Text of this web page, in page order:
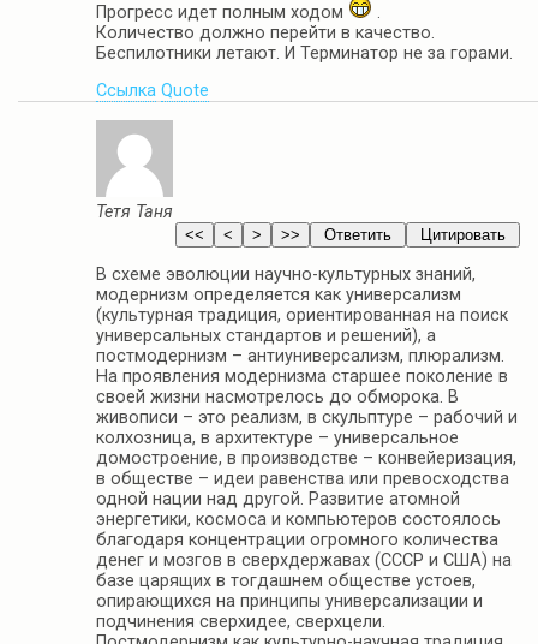
Прогресс идет полным ходом
.
Количество должно перейти в качество.
Беспилотники летают. И Терминатор не за горами.
Ссылка Quote
Тетя Таня
В схеме эволюции научно-культурных знаний,
модернизм определяется как универсализм
(культурная традиция, ориентированная на поиск
универсальных стандартов и решений), а
постмодернизм – антиуниверсализм, плюрализм.
На проявления модернизма старшее поколение в
своей жизни насмотрелось до обморока. В
живописи – это реализм, в скульптуре – рабочий и
колхозница, в архитектуре – универсальное
домостроение, в производстве – конвейеризация,
в обществе – идеи равенства или превосходства
одной нации над другой. Развитие атомной
энергетики, космоса и компьютеров состоялось
благодаря концентрации огромного количества
денег и мозгов в сверхдержавах (СССР и США) на
базе царящих в тогдашнем обществе устоев,
опирающихся на принципы универсализации и
подчинения сверхидее, сверхцели.